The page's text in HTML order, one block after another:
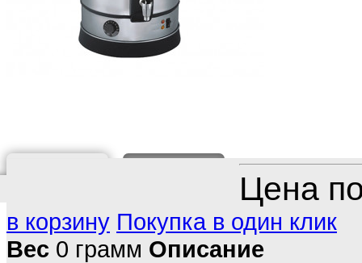
Цена
в корзину Покупка в один клик
Вес 0 грамм Описание